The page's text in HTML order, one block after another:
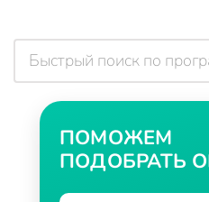
ПОМОЖЕМ
ПОДОБРАТЬ